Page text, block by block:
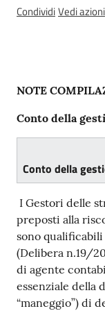
Vivere il
Circondario
CondividiVedi azioni
Contenuto
NOTE
Conto della
Conto della
I Gestori delle
preposti alla
sono
(Delibera n.19/
di agente
essenziale della
“maneggio”) di